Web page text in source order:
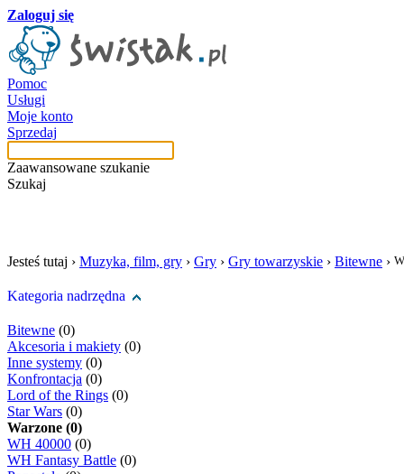
Zaloguj się
Pomoc
Usługi
Moje konto
Sprzedaj
Zaawansowane szukanie
Szukaj
Jesteś tutaj › Muzyka, film, gry › Gry › Gry towarzyskie › Bitewne ›
Kategoria nadrzędna
Bitewne (0)
Akcesoria i makiety (0)
Inne systemy (0)
Konfrontacja (0)
Lord of the Rings (0)
Star Wars (0)
Warzone (0)
WH 40000 (0)
WH Fantasy Battle (0)